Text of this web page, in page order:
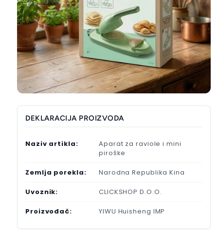
DEKLARACIJA PROIZVODA
Naziv artikla:
Aparat za raviole i mini
piroške
Zemlja porekla: Narodna Republika Kina
Uvoznik: CLICKSHOP D.O.O.
Proizvođač: YIWU Huisheng IMP